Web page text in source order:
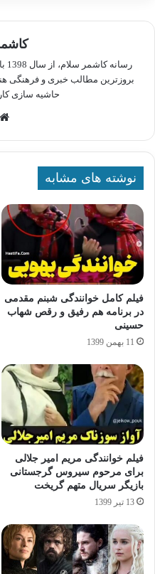
بروزترین مطالب خبری و فرهنگی
حاشیه سازی کار
نوشته های مشابه
فیلم کامل خوانندگی شبنم مقدمی
در برنامه هم رفیق و رقص شهاب
حسینی
11 بهمن 1399
فیلم خوانندگی مریم امیر جلالی
برای مرحوم سیروس گرجستانی
بازیگر سریال متهم گریخت
13 تیر 1399